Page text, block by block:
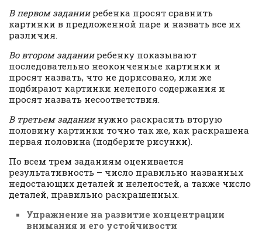
В первом заданииребенка просят сравнить
картинки в предложенной паре и назвать все их
различия.
Во втором заданииребенку показывают
последовательно неоконченные картинки и
просят назвать, что не дорисовано, или же
подбирают картинки нелепого содержания и
просят назвать несоответствия.
В третьем заданиинужно раскрасить вторую
половину картинки точно так же, как раскрашена
первая половина (подберите рисунки).
По всем трем заданиям оценивается
результативность – число правильно названных
недостающих деталей и нелепостей, а также число
деталей, правильно раскрашенных.
Упражнение на развитие концентрации
внимания и его устойчивости